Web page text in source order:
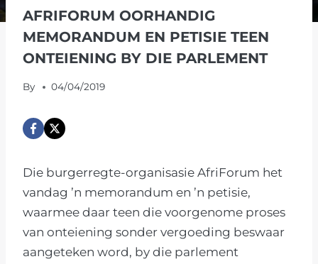
AFRIFORUM OORHANDIG
MEMORANDUM EN PETISIE TEEN
ONTEIENING BY DIE PARLEMENT
By 04/04/2019
Die burgerregte-organisasie AfriForum het
vandag ’n memorandum en ’n petisie,
waarmee daar teen die voorgenome proses
van onteiening sonder vergoeding beswaar
aangeteken word, by die parlement